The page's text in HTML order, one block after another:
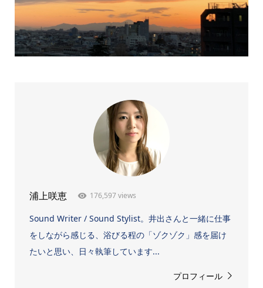
浦上咲恵 176,597 views
Sound Writer / Sound Stylist。井出さんと一緒に仕事
をしながら感じる、浴びる程の「ゾクゾク」感を届け
たいと思い、日々執筆しています...
プロフィール